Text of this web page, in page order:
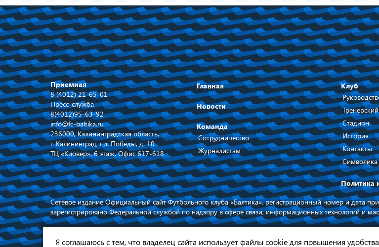
Приемная
8 (4012) 21-65-01
Пресс-служба
8(4012)95-63-92
info@fc-baltika.ru
236000, Калининградская область,
г. Калининград, пл. Победы, д. 10
ТЦ «Кловер», 6 этаж, Офис 617-618
Главная
Новости
Команда
Сотрудничество
Журналистам
Клуб
Стадион
История
Контакты
Символика
Политика
Сетевое издание Официальный сайт Футбольного клуба «Балтика», регистрационный номер и дата
зарегистрировано Федеральной службой по надзору в сфере связи, информационных технологий и
обязательна © 2026
Я соглашаюсь с тем, что владелец сайта использует файлы cookie для повышения